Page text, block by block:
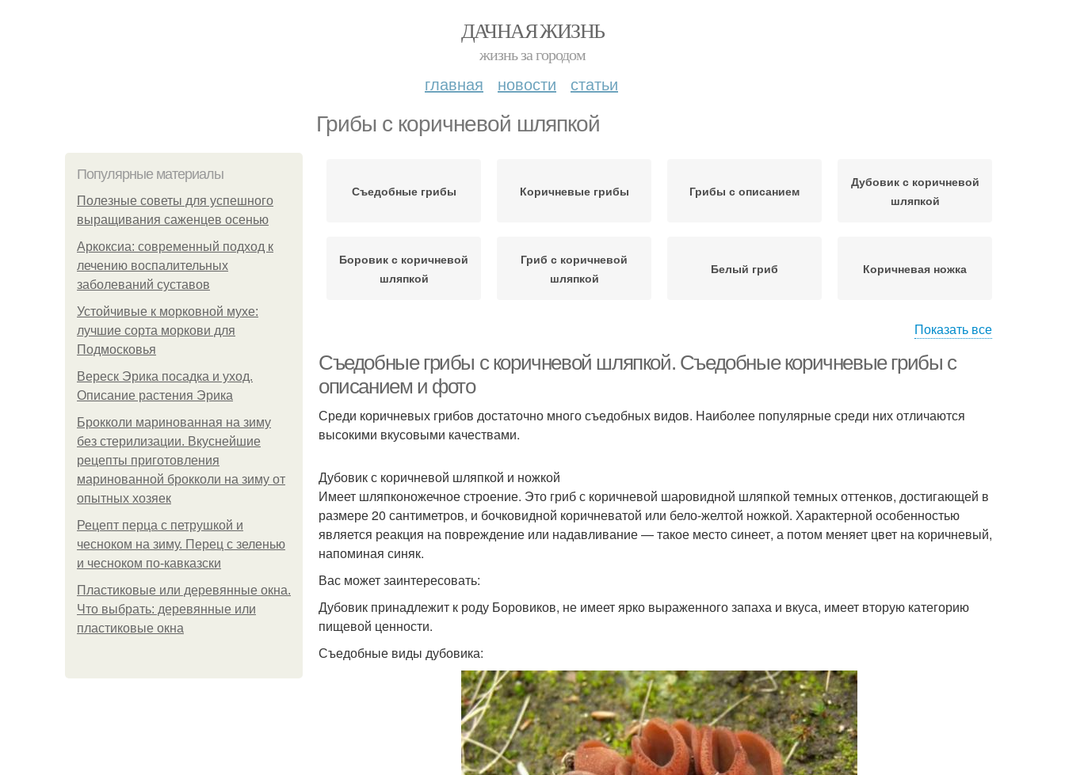
ДАЧНАЯ ЖИЗНЬ
жизнь за городом
главная новости статьи
Грибы с коричневой шляпкой
Популярные материалы
Полезные советы для успешного
выращивания саженцев осенью
Аркоксиа: современный подход к
лечению воспалительных
заболеваний суставов
Устойчивые к морковной мухе:
лучшие сорта моркови для
Подмосковья
Вереск Эрика посадка и уход.
Описание растения Эрика
Брокколи маринованная на зиму
без стерилизации. Вкуснейшие
рецепты приготовления
маринованной брокколи на зиму от
опытных хозяек
Рецепт перца с петрушкой и
чесноком на зиму. Перец с зеленью
и чесноком по-кавказски
Пластиковые или деревянные окна.
Что выбрать: деревянные или
пластиковые окна
Съедобные грибы Коричневые грибы Грибы с описанием
Дубовик с коричневой
шляпкой
Боровик с коричневой
шляпкой
Гриб с коричневой
шляпкой
Белый гриб Коричневая ножка
Разновидности с
коричневой шляпкой
Польский гриб Гриб с желтой губкой Маленький гриб
Пластинчатые грибы Желтый гриб Желчный гриб Пластинчатый гриб
Пластинковые грибы
Показать все
Съедобные грибы с коричневой шляпкой. Съедобные коричневые грибы с
описанием и фото
Среди коричневых грибов достаточно много съедобных видов. Наиболее популярные среди них отличаются
высокими вкусовыми качествами.
Дубовик с коричневой шляпкой и ножкой
Имеет шляпконожечное строение. Это гриб с коричневой шаровидной шляпкой темных оттенков, достигающей в
размере 20 сантиметров, и бочковидной коричневатой или бело-желтой ножкой. Характерной особенностью
является реакция на повреждение или надавливание — такое место синеет, а потом меняет цвет на коричневый,
напоминая синяк.
Вас может заинтересовать:
Дубовик принадлежит к роду Боровиков, не имеет ярко выраженного запаха и вкуса, имеет вторую категорию
пищевой ценности.
Съедобные виды дубовика: